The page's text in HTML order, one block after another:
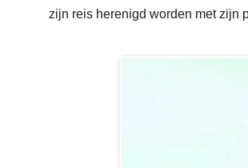
zijn reis herenigd worden met zijn